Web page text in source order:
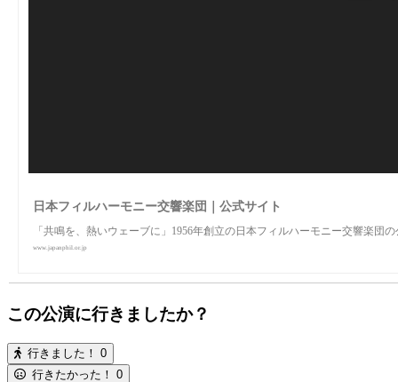
日本フィルハーモニー交響楽団｜公式サイト
「共鳴を、熱いウェーブに」1956年創立の日本フィルハーモニー交響楽
www.japanphil.or.jp
この公演に行きましたか？
行きました！ 0
行きたかった！ 0